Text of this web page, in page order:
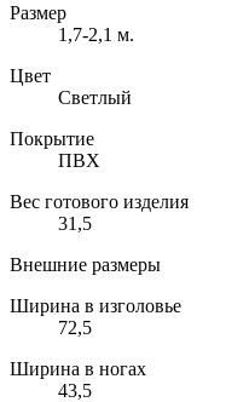
Размер
1,7-2,1 м.
Цвет
Светлый
Покрытие
ПВХ
Вес готового изделия
31,5
Внешние размеры
Ширина в изголовье
72,5
Ширина в ногах
43,5